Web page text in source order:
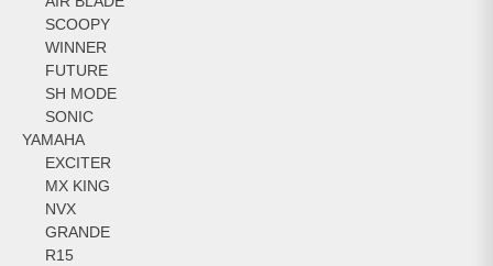
SCOOPY
WINNER
FUTURE
SH MODE
SONIC
YAMAHA
EXCITER
MX KING
NVX
GRANDE
R15